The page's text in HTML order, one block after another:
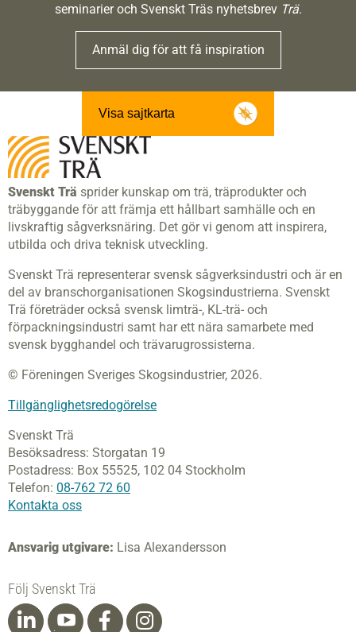
seminarier och Svenskt Träs nyhetsbrev Trä.
Anmäl dig för att få inspiration
Visa sajtkarta
Svenskt Trä sprider kunskap om trä, träprodukter och
träbyggande för att främja ett hållbart samhälle och en
livskraftig sågverksnäring. Det gör vi genom att inspirera,
utbilda och driva teknisk utveckling.
Svenskt Trä representerar svensk sågverksindustri och är en
del av branschorganisationen Skogsindustrierna. Svenskt
Trä företräder också svensk limträ-, KL-trä- och
förpackningsindustri samt har ett nära samarbete med
svensk bygghandel och trävarugrossisterna.
© Föreningen Sveriges Skogsindustrier, 2026.
Tillgänglighetsredogörelse
Svenskt Trä
Besöksadress: Storgatan 19
Postadress: Box 55525, 102 04 Stockholm
Telefon: 08-762 72 60
Kontakta oss
Ansvarig utgivare: Lisa Alexandersson
Följ Svenskt Trä